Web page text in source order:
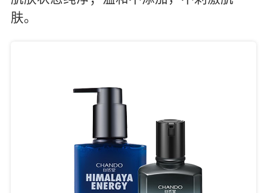
肤。